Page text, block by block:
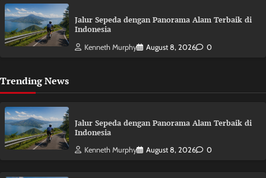
Jalur Sepeda dengan Panorama Alam Terbaik di
Indonesia
Kenneth Murphy August 8, 2026 0
Trending News
Jalur Sepeda dengan Panorama Alam Terbaik di
Indonesia
Kenneth Murphy August 8, 2026 0